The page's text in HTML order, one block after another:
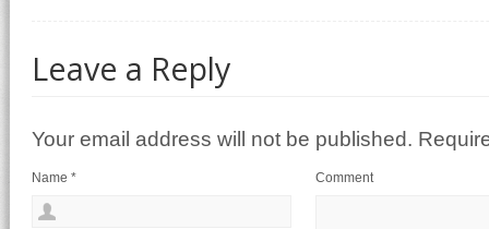
Leave a Reply
Your email address will not be published.
Comment
Name *